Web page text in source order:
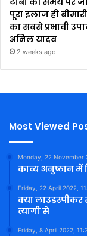
पूरा इलाज ही
का सबसे प्रभावी
अनिल यादव
2 weeks ago
Most Viewed
Monday, 22 November
काव्य अनुष्ठान में
Friday, 22 April 2022,
क्या लाउडस्पीकर
त्यागी से
Friday, 8 April 2022,